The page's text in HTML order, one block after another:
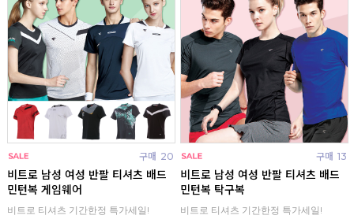
구매 20
비트로 남성 여성 반팔 티셔츠 배드
민턴복 게임웨어
비트로 티셔츠 기간한정 특가세일!
구매 13
비트로 남성 여성 반팔 티셔츠 배드
민턴복 탁구복
비트로 티셔츠 기간한정 특가세일!